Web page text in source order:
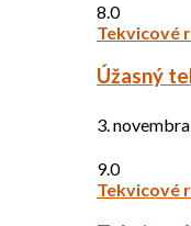
8.0
Tekvicové
Úžasný
3.
9.0
Tekvicové